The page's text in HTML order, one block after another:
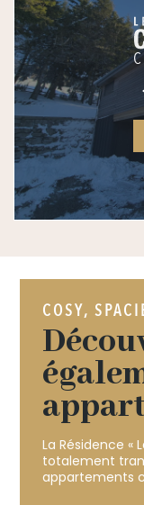
COSY,
La Résidence «
totalement
appartements